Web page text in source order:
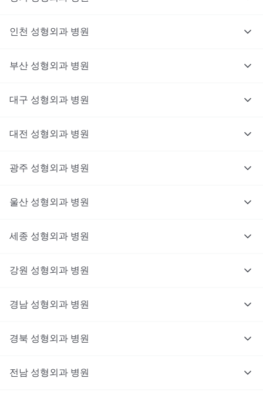
인천 성형외과 병원
부산 성형외과 병원
대구 성형외과 병원
대전 성형외과 병원
광주 성형외과 병원
울산 성형외과 병원
세종 성형외과 병원
강원 성형외과 병원
경남 성형외과 병원
경북 성형외과 병원
전남 성형외과 병원